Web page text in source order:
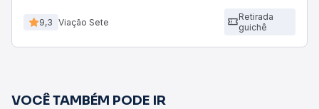
9,3 Viação Sete
Retirada
guichê
VOCÊ TAMBÉM PODE IR